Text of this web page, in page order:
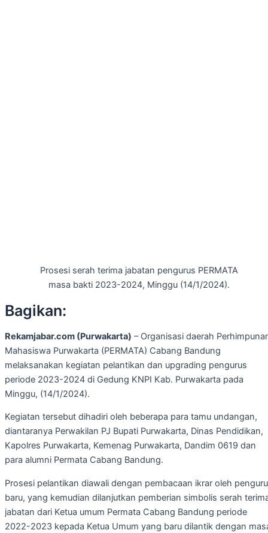
Prosesi serah terima jabatan pengurus PERMATA
masa bakti 2023-2024, Minggu (14/1/2024).
Bagikan:
Rekamjabar.com (Purwakarta) – Organisasi daerah
Mahasiswa Purwakarta (PERMATA) Cabang Bandung
melaksanakan kegiatan pelantikan dan upgrading pengurus
periode 2023-2024 di Gedung KNPI Kab. Purwakarta pada
Minggu, (14/1/2024).
Kegiatan tersebut dihadiri oleh beberapa para tamu undangan,
diantaranya Perwakilan PJ Bupati Purwakarta, Dinas Pendidikan,
Kapolres Purwakarta, Kemenag Purwakarta, Dandim 0619 dan
para alumni Permata Cabang Bandung.
Prosesi pelantikan diawali dengan pembacaan ikrar oleh
baru, yang kemudian dilanjutkan pemberian simbolis serah
jabatan dari Ketua umum Permata Cabang Bandung periode
2022-2023 kepada Ketua Umum yang baru dilantik dengan